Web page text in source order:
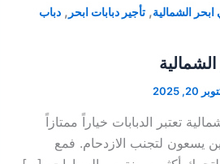
الشمالية, تأجير دبابات ابحر , دباب
20, 2025
تعتبر الدبابات خياراً ممتازاً
يسعون لتجنب الازدحام. فمع